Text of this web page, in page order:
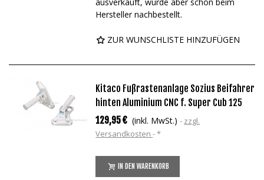
Hersteller nachbestellt.
ZUR WUNSCHLISTE HINZUFÜGEN
Kitaco Fußrastenanlage Sozius Beifahrer
hinten Aluminium CNC f. Super Cub 125
129,95 € (inkl. MwSt.)
zzgl.
Versandkosten *
IN DEN WARENKORB